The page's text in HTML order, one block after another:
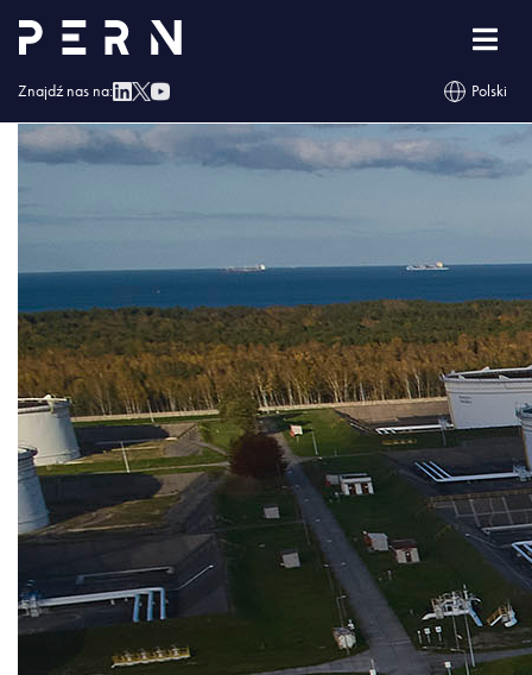
Znajdź nas na: Polski
Baza Gdańsk_4